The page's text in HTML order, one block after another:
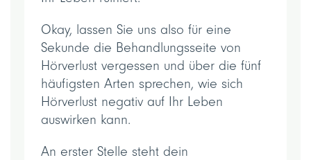
Okay, lassen Sie uns also für eine
Sekunde die Behandlungsseite von
Hörverlust vergessen und über die fünf
häufigsten Arten sprechen, wie sich
Hörverlust negativ auf Ihr Leben
auswirken kann.
An erster Stelle steht dein